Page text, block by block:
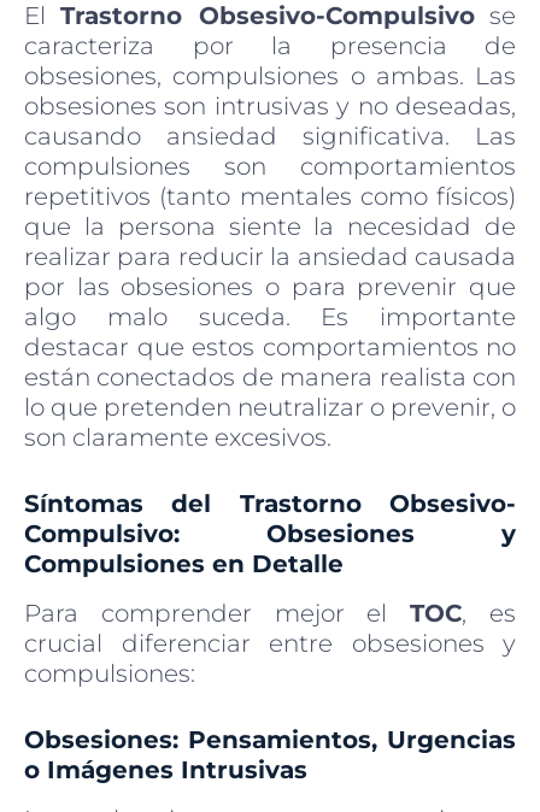
ElTrastorno Obsesivo-Compulsivose
caracteriza por la presencia de
obsesiones, compulsiones o ambas. Las
obsesiones son intrusivas y no deseadas,
causando ansiedad significativa. Las
compulsiones son comportamientos
repetitivos (tanto mentales como físicos)
que la persona siente la necesidad de
realizar para reducir la ansiedad causada
por las obsesiones o para prevenir que
algo malo suceda. Es importante
destacar que estos comportamientos no
están conectados de manera realista con
lo que pretenden neutralizar o prevenir, o
son claramente excesivos.
Síntomas del Trastorno Obsesivo-
Compulsivo: Obsesiones y
Compulsiones en Detalle
Para comprender mejor elTOC, es
crucial diferenciar entre obsesiones y
compulsiones:
Obsesiones: Pensamientos, Urgencias
o Imágenes Intrusivas